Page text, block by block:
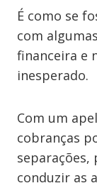
É como se
com
financeira e
inesperado.
Com um
cobranças
conduzir as